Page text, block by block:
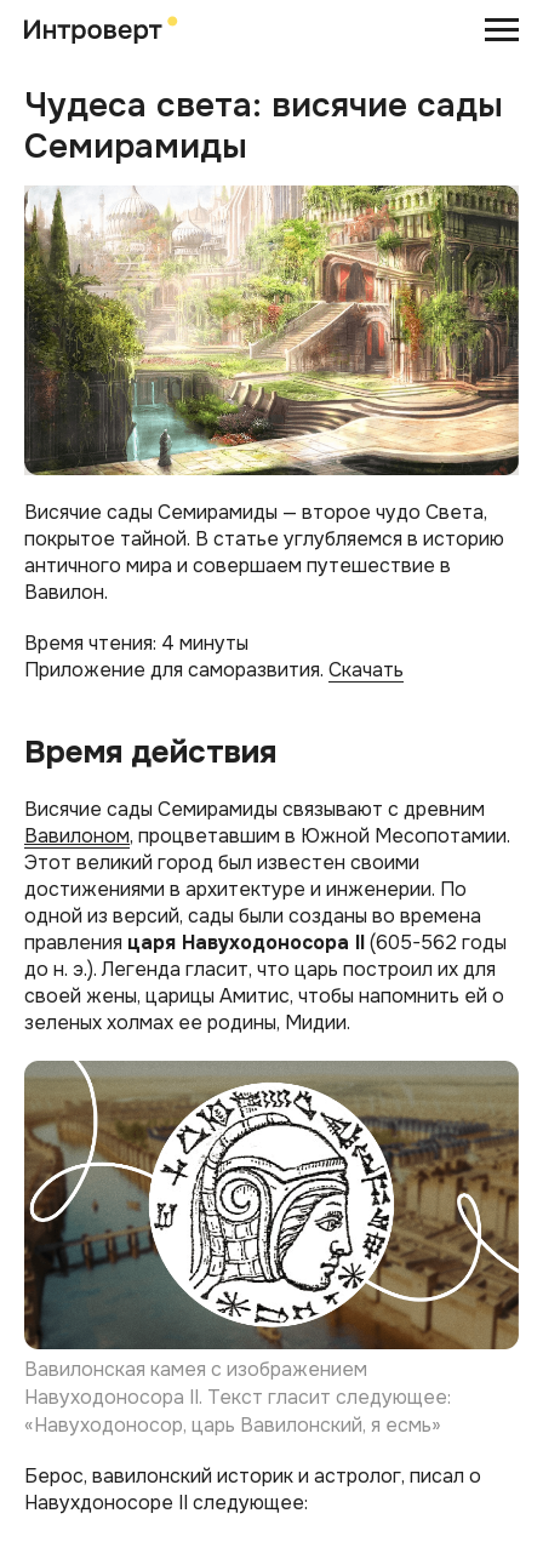
Чудеса света: висячие сады
Семирамиды
Висячие сады Семирамиды — второе чудо Света,
покрытое тайной. В статье углубляемся в историю
античного мира и совершаем путешествие в
Вавилон.
Время чтения: 4 минуты
Приложение для саморазвития. Скачать
Время действия
Висячие сады Семирамиды связывают с древним
Вавилоном, процветавшим в Южной Месопотамии.
Этот великий город был известен своими
достижениями в архитектуре и инженерии. По
одной из версий, сады были созданы во времена
правления царя Навуходоносора II(605-562 годы
до н. э.). Легенда гласит, что царь построил их для
своей жены, царицы Амитис, чтобы напомнить ей о
зеленых холмах ее родины, Мидии.
Вавилонская камея с изображением
Навуходоносора II. Текст гласит следующее:
«Навуходоносор, царь Вавилонский, я есмь»
Берос, вавилонский историк и астролог, писал о
Навухдоносоре II следующее: